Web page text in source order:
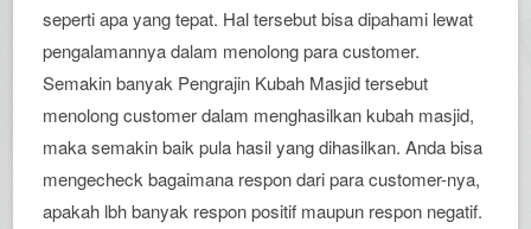
seperti apa yang tepat. Hal tersebut bisa dipahami lewat
pengalamannya dalam menolong para customer.
Semakin banyak Pengrajin Kubah Masjid tersebut
menolong customer dalam menghasilkan kubah masjid,
maka semakin baik pula hasil yang dihasilkan. Anda bisa
mengecheck bagaimana respon dari para customer-nya,
apakah lbh banyak respon positif maupun respon negatif.